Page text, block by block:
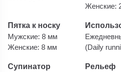
Женские:
Пятка к носку
Мужские: 8 мм
Женские: 8 мм
(Daily
Супинатор Рельеф